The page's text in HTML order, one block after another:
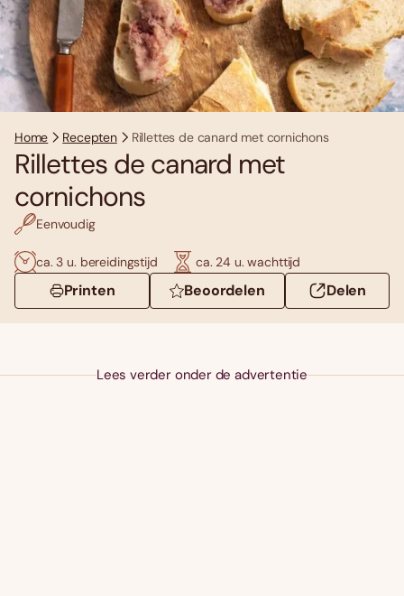
Home Recepten Rillettes de canard met cornichons
Rillettes de canard met
cornichons
Eenvoudig
ca. 3 u. bereidingstijd ca. 24 u. wachttijd
Printen Beoordelen Delen
Lees verder onder de advertentie